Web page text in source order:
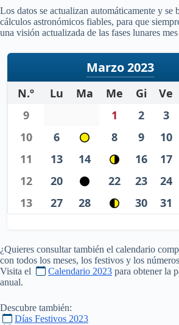
Los datos se actualizan automáticamente y se
cálculos astronómicos fiables, para que
una visión actualizada de las fases lunares mes
Marzo 2023
N.º Lu Ma Me Gi Ve
9
1 2 3
10
6 8 9 10
11
13 14 16 17
12
20 22 23 24
13
27 28 30 31
¿Quieres consultar también el calendario
con todos los meses, los festivos y los
Visita el
Calendario 2023 para obtener la
anual.
Descubre también:
Días Festivos 2023